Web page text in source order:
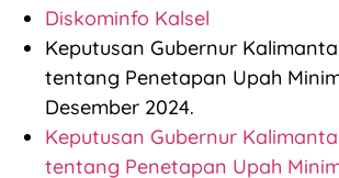
Diskominfo Kalsel
Keputusan Gubernur
tentang Penetapan Upah
Desember 2024.
Keputusan Gubernur
tentang Penetapan Upah